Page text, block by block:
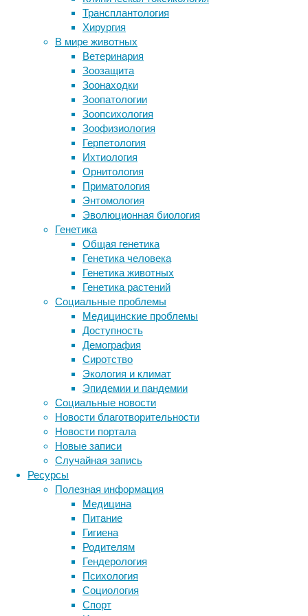
Трансплантология
Хирургия
В мире животных
Ветеринария
Зоозащита
Зоонаходки
Зоопатологии
Зоопсихология
Зоофизиология
Герпетология
Ихтиология
Орнитология
Приматология
Энтомология
Эволюционная биология
Генетика
Общая генетика
Генетика человека
Генетика животных
Генетика растений
Социальные проблемы
Медицинские проблемы
Доступность
Демография
Сиротство
Экология и климат
Эпидемии и пандемии
Социальные новости
Новости благотворительности
Новости портала
Новые записи
Случайная запись
Ресурсы
Полезная информация
Медицина
Питание
Гигиена
Родителям
Гендерология
Психология
Социология
Спорт
психология
Количество
слов,
которые
человек
знает,
понимает
эффективно
использует,
можно
считать
фактором
выбора
потенциального
романтического
партнера.
такому
выводу
пришли
исследователи
Великобритании,
проанализировав
двуязычные
семейные
пары.
Связь
словарного
запаса
социально-
демографическими
акула пообедала человеком
Связь идеологии со структурой мозга
оказалась сложнее, чем было
принято считать
Для чего нужны стоматологические
компрессоры?
Собак обучили вынюхивать рак
молочной железы
Следите за новостями
Метки